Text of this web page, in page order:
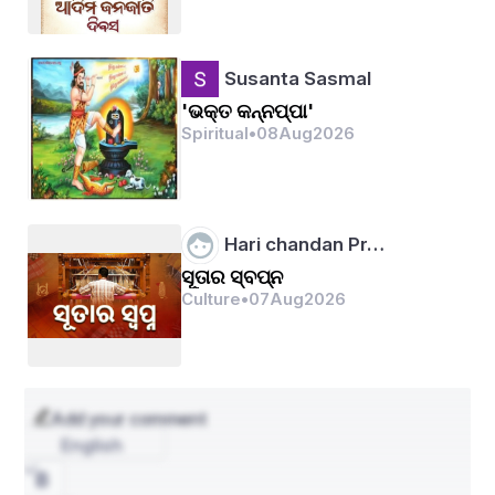
ଆଧାରିତ ଅଭିନୟ ପ୍ରଦର୍ଶନ କରନ୍ତି । ଏହି ବେଶ
ହେଉଥିବା ଅନ୍ୟାୟକୁ ଉଜାଗର କରାଯାଏ । ଏହି ବେଶ ଦ୍ୱାରା
ଲୋକମାନେ ସମାଜରେ ସଚେତନତା ବଢ଼ାଇବା ଉଦ୍ଦେଶ୍ୟ
ନେଇଥାନ୍ତି ।
ସାମ୍ପ୍ରତିକ ଆୟୋଜନ
ଏହି ବର୍ଷ ଅପ୍ରେଲ ୩ ରୁ ୨୮ ତାରିଖ ପର୍ଯ୍ୟନ୍ତ ଚାଲିଥିବା ବୁଢ଼ୀ
ଅନେକ ଲୋକ ଭିଡ଼ କରିଥିଲେ ଓ ଏହା ସମ୍ପୂର୍ଣ୍ଣ ଉତ୍ସାହ ଓ
ଆନନ୍ଦରେ ପୂର୍ଣ୍ଣ ଥିଲା ।
Susanta Sasmal
'ଭକ୍ତ କନ୍ନପ୍ପା'
Spiritual•08Aug2026
Hari chandan Pr…
ସୂତାର ସ୍ବପ୍ନ
Culture•07Aug2026
Add your comment
English